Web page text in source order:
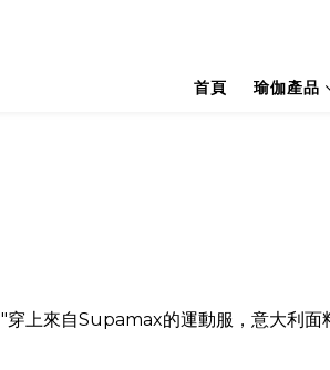
首頁 瑜伽產品
"穿上來自Supamax的運動服，意大利面